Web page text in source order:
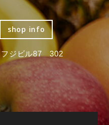
shop info
ジビル87 302